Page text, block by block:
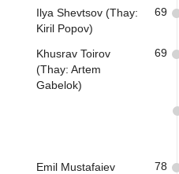
Ilya Shevtsov (Thay:
Kiril Popov)
69
Khusrav Toirov
(Thay: Artem
Gabelok)
69
Emil Mustafaiev 78